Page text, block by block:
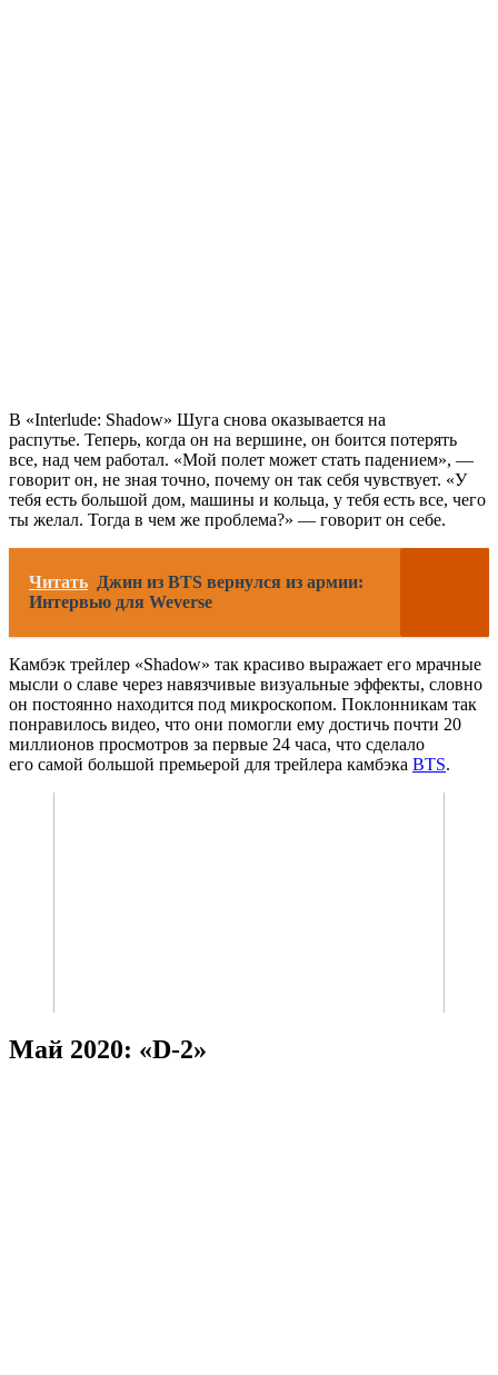
В «Interlude: Shadow» Шуга снова оказывается на
распутье. Теперь, когда он на вершине, он боится потерять
все, над чем работал. «Мой полет может стать падением», —
говорит он, не зная точно, почему он так себя чувствует. «У
тебя есть большой дом, машины и кольца, у тебя есть все, чего
ты желал. Тогда в чем же проблема?» — говорит он себе.
Читать Джин из BTS вернулся из армии:
Интервью для Weverse
Камбэк трейлер «Shadow» так красиво выражает его мрачные
мысли о славе через навязчивые визуальные эффекты, словно
он постоянно находится под микроскопом. Поклонникам так
понравилось видео, что они помогли ему достичь почти 20
миллионов просмотров за первые 24 часа, что сделало
его самой большой премьерой для трейлера камбэка BTS.
Май 2020: «D-2»